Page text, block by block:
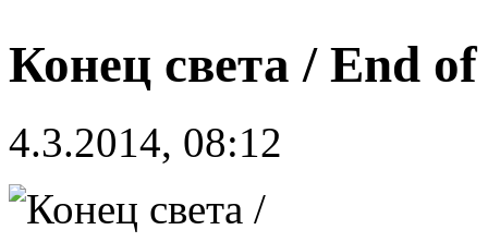
Конец света / End
4.3.2014, 08:12